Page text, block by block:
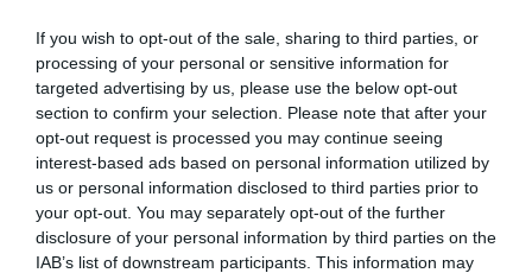
If you wish to opt-out of the sale, sharing to third parties, or
processing of your personal or sensitive information for
targeted advertising by us, please use the below opt-out
section to confirm your selection. Please note that after your
opt-out request is processed you may continue seeing
interest-based ads based on personal information utilized by
us or personal information disclosed to third parties prior to
your opt-out. You may separately opt-out of the further
disclosure of your personal information by third parties on the
IAB’s list of downstream participants. This information may
AGÓRA
2026. július 11.
A József Attila úti lakótelep tervezőjéről
nevezik el az Ecseri úti metrómegállónál
kialakított teret